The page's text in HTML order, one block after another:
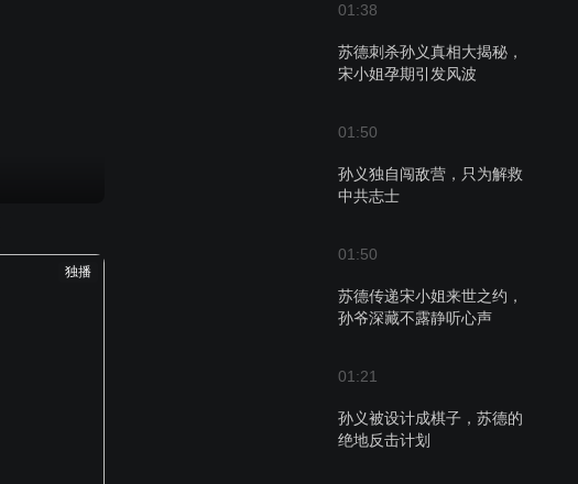
01:38
苏德刺杀孙义真相大揭秘，
宋小姐孕期引发风波
01:50
孙义独自闯敌营，只为解救
中共志士
01:50
苏德传递宋小姐来世之约，
孙爷深藏不露静听心声
01:21
孙义被设计成棋子，苏德的
绝地反击计划
独播